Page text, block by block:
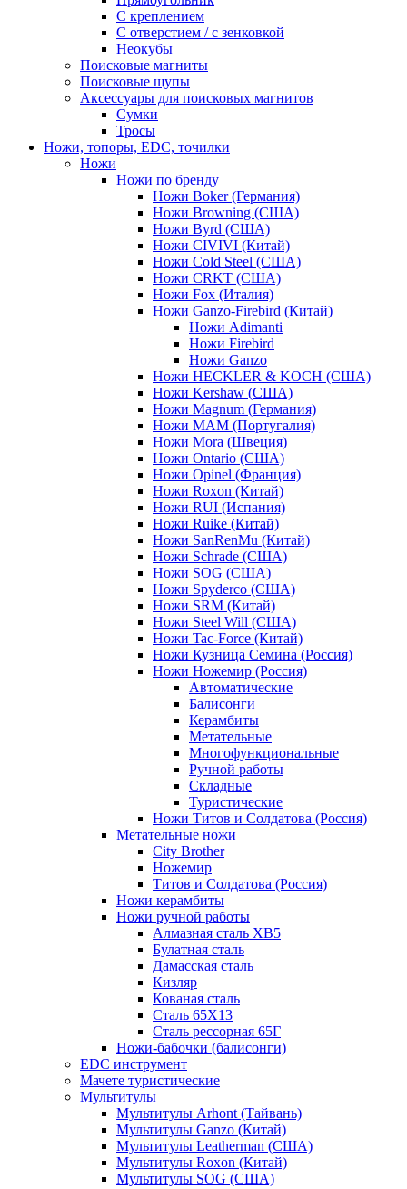
С креплением
С отверстием / с зенковкой
Неокубы
Поисковые магниты
Поисковые щупы
Аксессуары для поисковых магнитов
Сумки
Тросы
Ножи, топоры, EDC, точилки
Ножи
Ножи по бренду
Ножи Boker (Германия)
Ножи Browning (США)
Ножи Byrd (США)
Ножи CIVIVI (Китай)
Ножи Cold Steel (США)
Ножи CRKT (США)
Ножи Fox (Италия)
Ножи Ganzo-Firebird (Китай)
Ножи Adimanti
Ножи Firebird
Ножи Ganzo
Ножи HECKLER & KOCH (США)
Ножи Kershaw (США)
Ножи Magnum (Германия)
Ножи MAM (Португалия)
Ножи Mora (Швеция)
Ножи Ontario (США)
Ножи Opinel (Франция)
Ножи Roxon (Китай)
Ножи RUI (Испания)
Ножи Ruike (Китай)
Ножи SanRenMu (Китай)
Ножи Schrade (США)
Ножи SOG (США)
Ножи Spyderco (США)
Ножи SRM (Китай)
Ножи Steel Will (США)
Ножи Tac-Force (Китай)
Ножи Кузница Семина (Россия)
Ножи Ножемир (Россия)
Автоматические
Балисонги
Керамбиты
Метательные
Многофункциональные
Ручной работы
Складные
Туристические
Ножи Титов и Солдатова (Россия)
Метательные ножи
City Brother
Ножемир
Титов и Солдатова (Россия)
Ножи керамбиты
Ножи ручной работы
Алмазная сталь ХВ5
Булатная сталь
Дамасская сталь
Кизляр
Кованая сталь
Сталь 65Х13
Сталь рессорная 65Г
Ножи-бабочки (балисонги)
EDC инструмент
Мачете туристические
Мультитулы
Мультитулы Arhont (Тайвань)
Мультитулы Ganzo (Китай)
Мультитулы Leatherman (США)
Мультитулы Roxon (Китай)
Мультитулы SOG (США)